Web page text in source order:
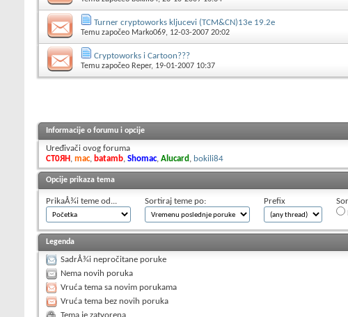
Turner cryptoworks kljucevi (TCM&CN)13e 19.2e
Temu započeo Marko069, 12-03-2007 20:02
Cryptoworks i Cartoon???
Temu započeo Reper, 19-01-2007 10:37
Informacije o forumu i opcije
Uređivači ovog foruma
CT0ЯH , mac, batamb, Shomac, Alucard , bokili84
Opcije prikaza tema
PrikaÅ¾i teme od... Sortiraj teme po: Prefix
Legenda
SadrÅ¾i nepročitane poruke
Nema novih poruka
Vruća tema sa novim porukama
Vruća tema bez novih poruka
Tema je zatvorena